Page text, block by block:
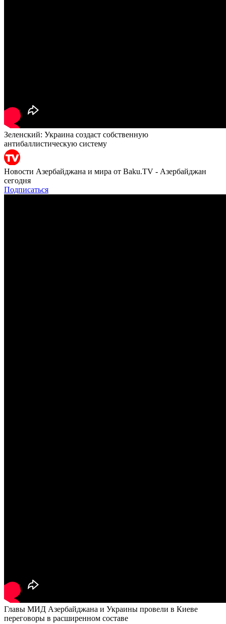
Зеленский: Украина создаст собственную
антибаллистическую систему
Новости Азербайджана и мира от Baku.TV - Азербайджан
сегодня
Подписаться
Главы МИД Азербайджана и Украины провели в Киеве
переговоры в расширенном составе